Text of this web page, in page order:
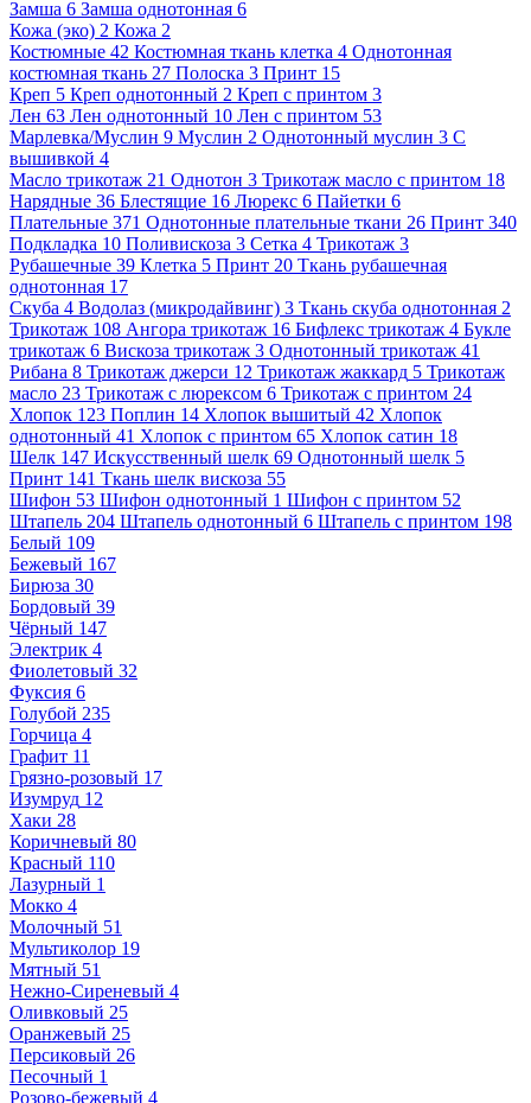
Замша 6 Замша однотонная 6
Кожа (эко) 2 Кожа 2
Костюмные 42 Костюмная ткань клетка 4 Однотонная
костюмная ткань 27 Полоска 3 Принт 15
Креп 5 Креп однотонный 2 Креп с принтом 3
Лен 63 Лен однотонный 10 Лен с принтом 53
Марлевка/Муслин 9 Муслин 2 Однотонный муслин 3 С
вышивкой 4
Масло трикотаж 21 Однотон 3 Трикотаж масло с принтом 18
Нарядные 36 Блестящие 16 Люрекс 6 Пайетки 6
Плательные 371 Однотонные плательные ткани 26 Принт 340
Подкладка 10 Поливискоза 3 Сетка 4 Трикотаж 3
Рубашечные 39 Клетка 5 Принт 20 Ткань рубашечная
однотонная 17
Скуба 4 Водолаз (микродайвинг) 3 Ткань скуба однотонная 2
Трикотаж 108 Ангора трикотаж 16 Бифлекс трикотаж 4 Букле
трикотаж 6 Вискоза трикотаж 3 Однотонный трикотаж 41
Рибана 8 Трикотаж джерси 12 Трикотаж жаккард 5 Трикотаж
масло 23 Трикотаж с люрексом 6 Трикотаж с принтом 24
Хлопок 123 Поплин 14 Хлопок вышитый 42 Хлопок
однотонный 41 Хлопок с принтом 65 Хлопок сатин 18
Шелк 147 Искусственный шелк 69 Однотонный шелк 5
Принт 141 Ткань шелк вискоза 55
Шифон 53 Шифон однотонный 1 Шифон с принтом 52
Штапель 204 Штапель однотонный 6 Штапель с принтом 198
Белый 109
Бежевый 167
Бирюза 30
Бордовый 39
Чёрный 147
Электрик 4
Фиолетовый 32
Фуксия 6
Голубой 235
Горчица 4
Графит 11
Грязно-розовый 17
Изумруд 12
Хаки 28
Коричневый 80
Красный 110
Лазурный 1
Мокко 4
Молочный 51
Мультиколор 19
Мятный 51
Нежно-Сиреневый 4
Оливковый 25
Оранжевый 25
Персиковый 26
Песочный 1
Розово-бежевый 4